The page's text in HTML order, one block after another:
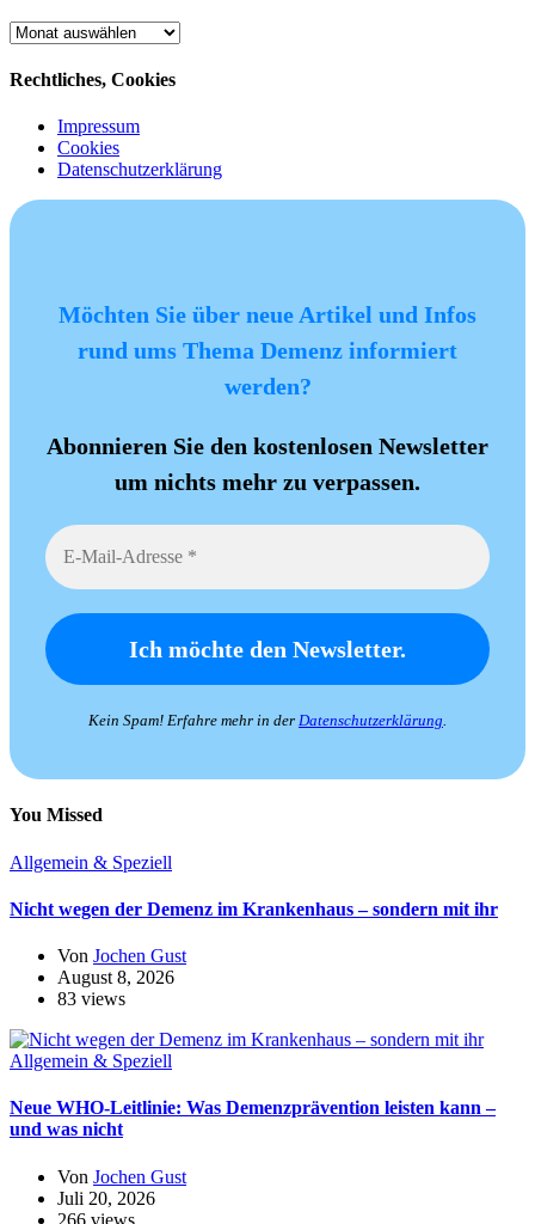
Archiv
Rechtliches, Cookies
Impressum
Cookies
Datenschutzerklärung
Möchten Sie über neue Artikel und Infos
rund ums Thema Demenz informiert
werden?
Abonnieren Sie den kostenlosen Newsletter
um nichts mehr zu verpassen.
Kein Spam! Erfahre mehr in der Datenschutzerklärung.
You Missed
Allgemein & Speziell
Nicht wegen der Demenz im Krankenhaus – sondern mit ihr
Von Jochen Gust
August 8, 2026
83 views
Allgemein & Speziell
Neue WHO-Leitlinie: Was Demenzprävention leisten kann –
und was nicht
Von Jochen Gust
Juli 20, 2026
266 views